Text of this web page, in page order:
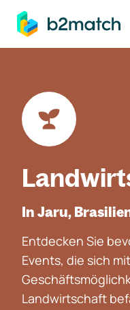
springen
In Jaru,
Entdecken Sie
Events, die sich
Landwirtschaft